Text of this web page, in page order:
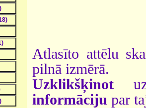
Atlasīto attēlu
pilnā izmērā.
Uzklikšķinot
informāciju par